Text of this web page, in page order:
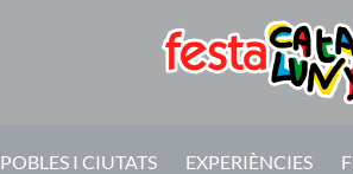
POBLES I CIUTATS EXPERIÈNCIES